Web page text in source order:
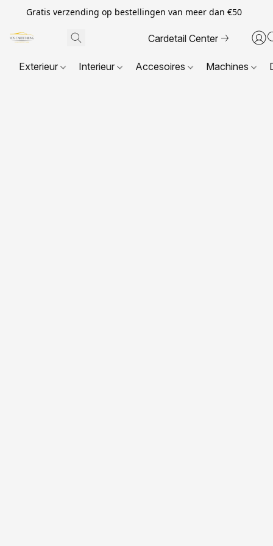
Gratis verzending op bestellingen van meer dan €50
Cardetail Center
Exterieur Interieur Accesoires Machines